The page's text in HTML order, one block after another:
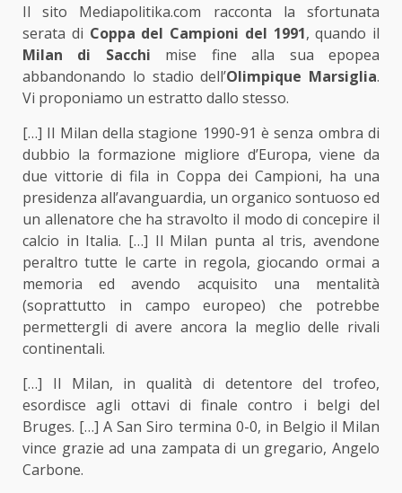
Il sito Mediapolitika.com racconta la sfortunata
serata di Coppa deI Campioni del 1991, quando il
Milan di Sacchi mise fine alla sua epopea
abbandonando lo stadio dell’Olimpique Marsiglia.
Vi proponiamo un estratto dallo stesso.
[…] Il Milan della stagione 1990-91 è senza ombra di
dubbio la formazione migliore d’Europa, viene da
due vittorie di fila in Coppa dei Campioni, ha una
presidenza all’avanguardia, un organico sontuoso ed
un allenatore che ha stravolto il modo di concepire il
calcio in Italia. […] Il Milan punta al tris, avendone
peraltro tutte le carte in regola, giocando ormai a
memoria ed avendo acquisito una mentalità
(soprattutto in campo europeo) che potrebbe
permettergli di avere ancora la meglio delle rivali
continentali.
[…] Il Milan, in qualità di detentore del trofeo,
esordisce agli ottavi di finale contro i belgi del
Bruges. […] A San Siro termina 0-0, in Belgio il Milan
vince grazie ad una zampata di un gregario, Angelo
Carbone.